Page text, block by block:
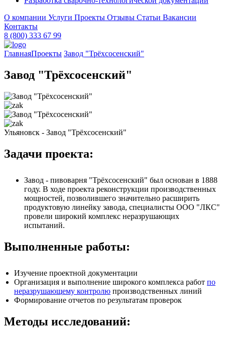
О компании Услуги Проекты Отзывы Статьи Вакансии
Контакты
8 (800) 333 67 99
ГлавнаяПроекты Завод "Трёхсосенский"
Завод "Трёхсосенский"
Ульяновск - Завод "Трёхсосенский"
Задачи проекта:
Завод - пивоварня "Трёхсосенский" был основан в 1888
году. В ходе проекта реконструкции производственных
мощностей, позволившего значительно расширить
продуктовую линейку завода, специалисты ООО "ЛКС"
провели широкий комплекс неразрушающих
испытаний.
Выполненные работы:
Изучение проектной документации
Организация и выполнение широкого комплекса работ по
неразрушающему контролю производственных линий
Формирование отчетов по результатам проверок
Методы исследований: